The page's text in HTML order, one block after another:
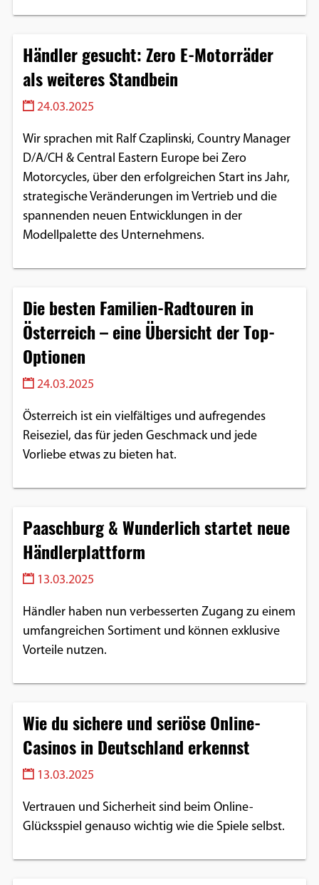
Händler gesucht: Zero E-Motorräder
als weiteres Standbein
24.03.2025
Wir sprachen mit Ralf Czaplinski, Country Manager
D/A/CH & Central Eastern Europe bei Zero
Motorcycles, über den erfolgreichen Start ins Jahr,
strategische Veränderungen im Vertrieb und die
spannenden neuen Entwicklungen in der
Modellpalette des Unternehmens.
Die besten Familien-Radtouren in
Österreich – eine Übersicht der Top-
Optionen
24.03.2025
Österreich ist ein vielfältiges und aufregendes
Reiseziel, das für jeden Geschmack und jede
Vorliebe etwas zu bieten hat.
Paaschburg & Wunderlich startet neue
Händlerplattform
13.03.2025
Händler haben nun verbesserten Zugang zu einem
umfangreichen Sortiment und können exklusive
Vorteile nutzen.
Wie du sichere und seriöse Online-
Casinos in Deutschland erkennst
13.03.2025
Vertrauen und Sicherheit sind beim Online-
Glücksspiel genauso wichtig wie die Spiele selbst.